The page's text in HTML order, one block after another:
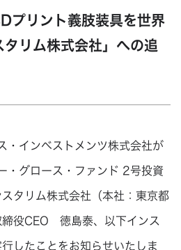
プリント義肢装具を世界
リム株式会社」への追
・インベストメンツ株式会社が
・グロース・ファンド 2号投資
タリム株式会社（本社：東京都
締役CEO 徳島泰、以下インス
したことをお知らせいたしま